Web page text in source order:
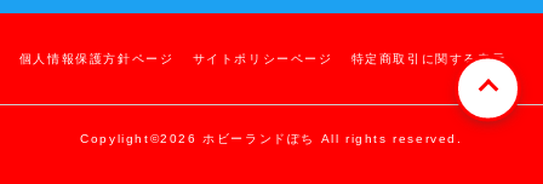
個人情報保護方針ページ サイトポリシーページ 特定商取引に関する表示
Copylight©2026 ホビーランドぽち All rights reserved.